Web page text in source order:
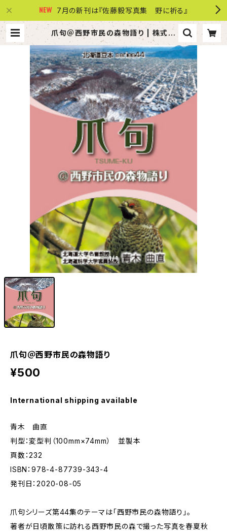
7月の新刊は『佐藤毅写真集 野に祈る』
爪句＠西野市民の森物語り | 株式会
社 共同文化社
1/1
爪句＠西野市民の森物語り
¥500
International shipping available
青木 曲直
判型：変型判（100mm×74mm） 並製本
頁数：232
ISBN：978-4-87739-343-4
発刊日：2020-08-05
爪句シリーズ第44集のテーマは「西野市民の森物語り」。
著者が日頃散策に訪れる西野市民の森で撮った写真を春夏秋